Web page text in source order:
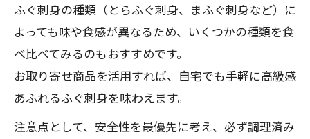
ふぐ刺身の種類（とらふぐ刺身、まふぐ刺身など）に
よっても味や食感が異なるため、いくつかの種類を食
べ比べてみるのもおすすめです。
お取り寄せ商品を活用すれば、自宅でも手軽に高級感
あふれるふぐ刺身を味わえます。
注意点として、安全性を最優先に考え、必ず調理済み